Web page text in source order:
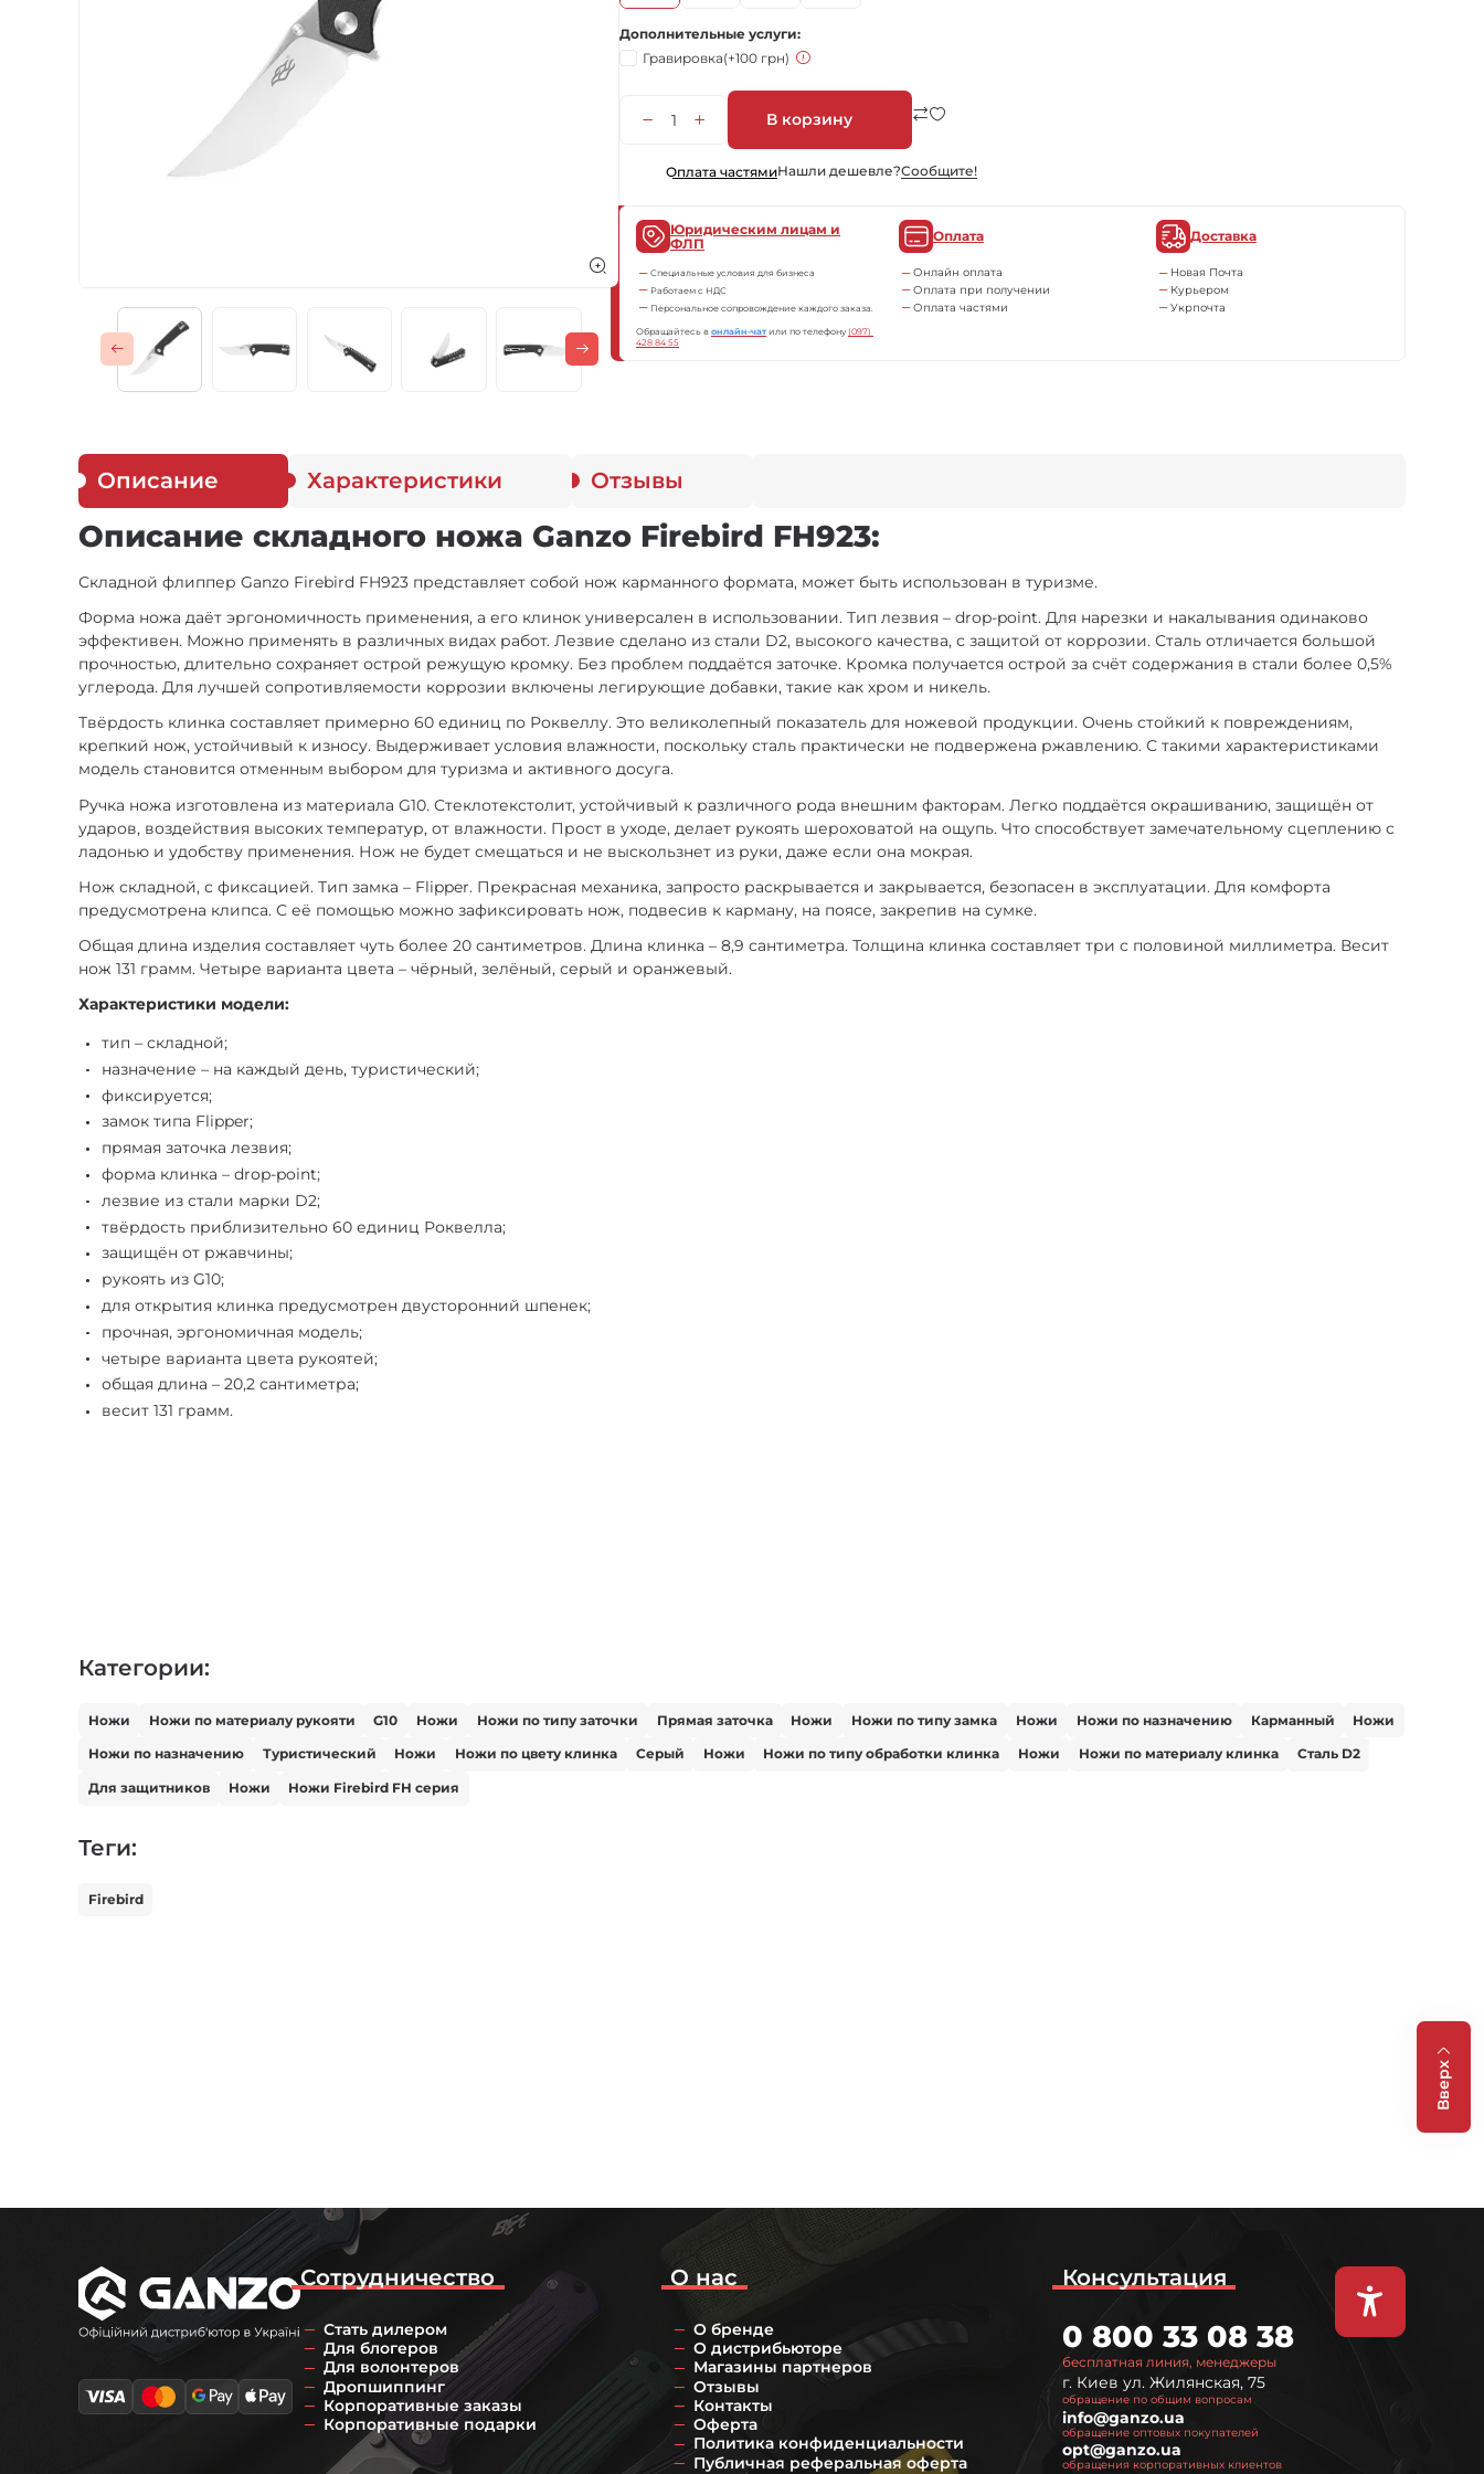
Газовые горелки
Дополнительные услуги
Гравировка(+100 грн)
В корзину
Оплата частямиНашли дешевле?Сообщите!
Юридическим лицам и
ФЛП
Специальные условия для бизнеса
Работаем с НДС
Персональное сопровождение каждого заказа.
Обращайтесь вонлайн-чатили по телефону(097)
428 84 55
Оплата
Онлайн оплата
Оплата при получении
Оплата частями
Доставка
Новая Почта
Курьером
Укрпочта
Описание Характеристики Отзывы
Описание складного ножа Ganzo Firebird FH923:
Складной флиппер Ganzo Firebird FH923 представляет собой нож карманного формата, может быть использован в туризме.
Форма ножа даёт эргономичность применения, а его клинок универсален в использовании. Тип лезвия – drop-point. Для нарезки и накалывания одинаково
эффективен. Можно применять в различных видах работ. Лезвие сделано из стали D2, высокого качества, с защитой от коррозии. Сталь отличается большой
прочностью, длительно сохраняет острой режущую кромку. Без проблем поддаётся заточке. Кромка получается острой за счёт содержания в стали более 0,5%
углерода. Для лучшей сопротивляемости коррозии включены легирующие добавки, такие как хром и никель.
Твёрдость клинка составляет примерно 60 единиц по Роквеллу. Это великолепный показатель для ножевой продукции. Очень стойкий к повреждениям,
крепкий нож, устойчивый к износу. Выдерживает условия влажности, поскольку сталь практически не подвержена ржавлению. С такими характеристиками
модель становится отменным выбором для туризма и активного досуга.
Ручка ножа изготовлена из материала G10. Стеклотекстолит, устойчивый к различного рода внешним факторам. Легко поддаётся окрашиванию, защищён от
ударов, воздействия высоких температур, от влажности. Прост в уходе, делает рукоять шероховатой на ощупь. Что способствует замечательному сцеплению с
ладонью и удобству применения. Нож не будет смещаться и не выскользнет из руки, даже если она мокрая.
Нож складной, с фиксацией. Тип замка – Flipper. Прекрасная механика, запросто раскрывается и закрывается, безопасен в эксплуатации. Для комфорта
предусмотрена клипса. С её помощью можно зафиксировать нож, подвесив к карману, на поясе, закрепив на сумке.
Общая длина изделия составляет чуть более 20 сантиметров. Длина клинка – 8,9 сантиметра. Толщина клинка составляет три с половиной миллиметра. Весит
нож 131 грамм. Четыре варианта цвета – чёрный, зелёный, серый и оранжевый.
Характеристики модели:
тип – складной;
назначение – на каждый день, туристический;
фиксируется;
замок типа Flipper;
прямая заточка лезвия;
форма клинка – drop-point;
лезвие из стали марки D2;
твёрдость приблизительно 60 единиц Роквелла;
защищён от ржавчины;
рукоять из G10;
для открытия клинка предусмотрен двусторонний шпенек;
прочная, эргономичная модель;
четыре варианта цвета рукоятей;
общая длина – 20,2 сантиметра;
весит 131 грамм.
Категории:
Ножи Ножи по материалу рукояти G10 Ножи Ножи по типу заточки Прямая заточка Ножи Ножи по типу замка Ножи Ножи по назначению Карманный Ножи
Ножи по назначению Туристический Ножи Ножи по цвету клинка Серый Ножи Ножи по типу обработки клинка Ножи Ножи по материалу клинка Сталь D2
Для защитников Ножи Ножи Firebird FH серия
Теги:
Firebird
Вверх
О нас
О бренде
О дистрибьюторе
Магазины партнеров
Отзывы
Контакты
Оферта
Политика конфиденциальности
Публичная реферальная оферта
Сотрудничество
Стать дилером
Для блогеров
Для волонтеров
Дропшиппинг
Корпоративные заказы
Корпоративные подарки
Консультация
бесплатная линия, менеджеры
0 800 33 08 38
г. Киев ул. Жилянская, 75
обращение по общим вопросам
info@ganzo.ua
обращение оптовых покупателей
opt@ganzo.ua
обращения корпоративных клиентов